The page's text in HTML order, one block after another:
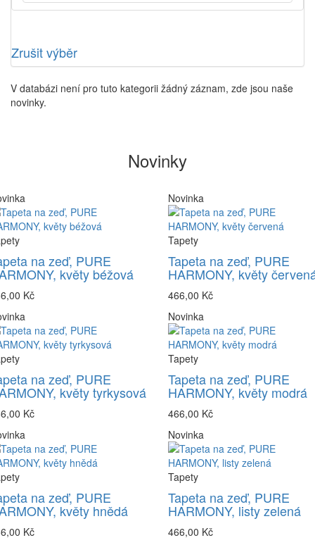
Zrušit výběr
V databázi není pro tuto kategorii žádný záznam, zde jsou naše
novinky.
Novinky
na zeď, PURE
květy béžová
Kč
Novinka
Tapety
Tapeta na zeď, PURE
HARMONY, květy
466,00 Kč
na zeď, PURE
květy tyrkysová
Kč
Novinka
Tapety
Tapeta na zeď, PURE
HARMONY, květy modrá
466,00 Kč
na zeď, PURE
květy hnědá
Kč
Novinka
Tapety
Tapeta na zeď, PURE
HARMONY, listy zelená
466,00 Kč